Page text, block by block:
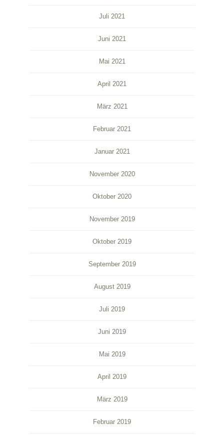
Juli 2021
Juni 2021
Mai 2021
April 2021
März 2021
Februar 2021
Januar 2021
November 2020
Oktober 2020
November 2019
Oktober 2019
September 2019
August 2019
Juli 2019
Juni 2019
Mai 2019
April 2019
März 2019
Februar 2019